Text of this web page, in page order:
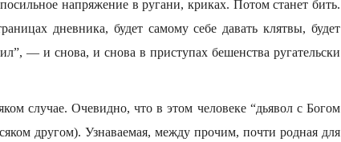
напряжение в ругани, криках. Потом станет бить.
дневника, будет самому себе давать клятвы, будет
— и снова, и снова в приступах бешенства ругательски
случае. Очевидно, что в этом человеке “дьявол с Богом
другом). Узнаваемая, между прочим, почти родная для